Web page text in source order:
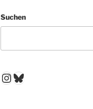
Suchen
Instagram
Bluesky